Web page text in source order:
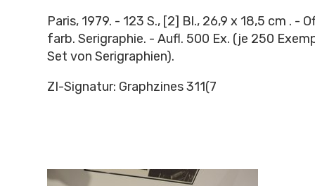
Paris, 1979. - 123 S., [2] Bl., 26,9 x 18,5 cm . -
farb. Serigraphie. - Aufl. 500 Ex. (je 250
Set von Serigraphien).
ZI-Signatur: Graphzines 311(7